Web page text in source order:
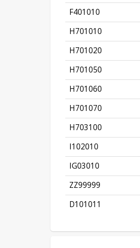
F401010
H701010
H701020
H701050
H701060
H701070
H703100
I102010
IG03010
ZZ99999
D101011